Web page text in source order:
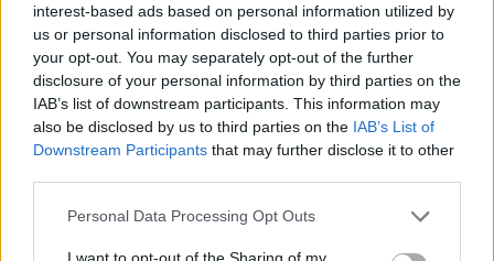
interest-based ads based on personal information utilized by
us or personal information disclosed to third parties prior to
your opt-out. You may separately opt-out of the further
disclosure of your personal information by third parties on the
IAB’s list of downstream participants. This information may
also be disclosed by us to third parties on the IAB’s List of
Downstream Participants that may further disclose it to other
Personal Data Processing Opt Outs
I want to opt-out of the Sharing of my
ανάγκης.
Παράλληλα η τεράστια μείωση προσωπικού στα
δασαρχεία καθώς και την έλλειψη επιτροπών
εξέτασης ενστάσεων οδηγεί την τοπική κοινωνία
μας σε αδιέξοδο.
Αυτή η κατάσταση πρέπει να αλλάξει!!!